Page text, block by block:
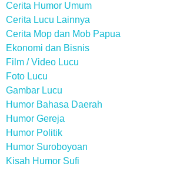
Cerita Humor Umum
Cerita Lucu Lainnya
Cerita Mop dan Mob Papua
Ekonomi dan Bisnis
Film / Video Lucu
Foto Lucu
Gambar Lucu
Humor Bahasa Daerah
Humor Gereja
Humor Politik
Humor Suroboyoan
Kisah Humor Sufi